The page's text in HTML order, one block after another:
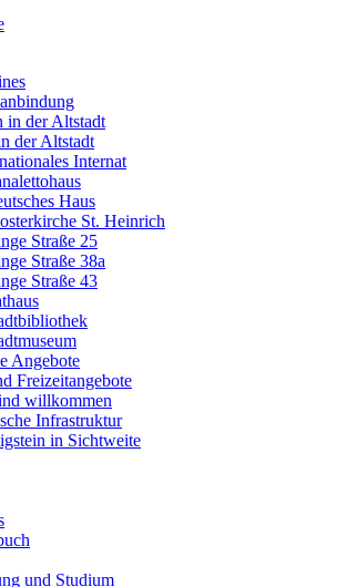
in der Altstadt
der Altstadt
Internat
Haus
St. Heinrich
Straße 25
Straße 38a
Straße 43
Angebote
Freizeitangebote
willkommen
Infrastruktur
in Sichtweite
und Studium